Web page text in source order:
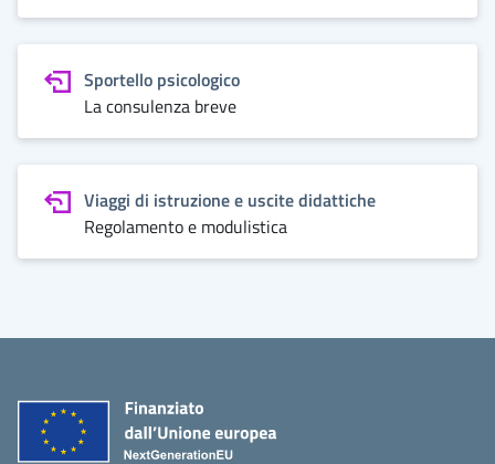
Sportello psicologico
La consulenza breve
Viaggi di istruzione e uscite didattiche
Regolamento e modulistica